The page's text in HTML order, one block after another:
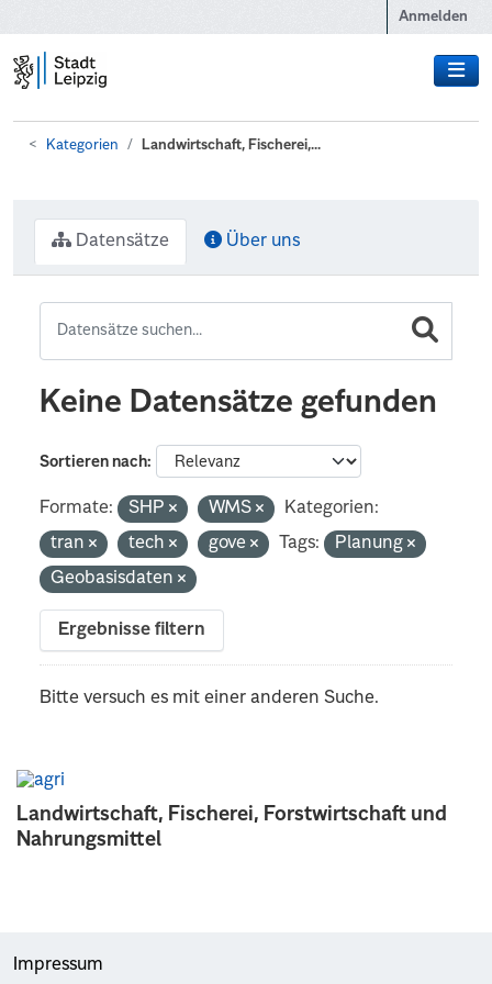
Anmelden
Kategorien Landwirtschaft, Fischerei,...
Landwirtschaft, Fischerei, Forstwirtschaft und
Nahrungsmittel
Datensätze Über uns
Keine Datensätze gefunden
Sortieren nach
Formate: SHP WMS
Kategorien:
tran
tech gove Tags:
Planung
Geobasisdaten
Ergebnisse filtern
Bitte versuch es mit einer anderen Suche.
Impressum